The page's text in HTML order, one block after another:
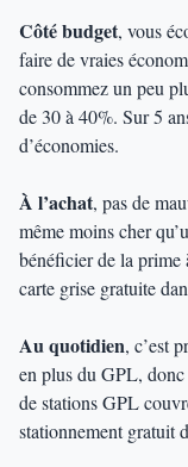
Côté budget, vous
faire de vraies
consommez un peu
de 30 à 40%. Sur 5
d’économies.
À l’achat, pas de
même moins cher
bénéficier de la prime
carte grise gratuite
Au quotidien, c’est
en plus du GPL, donc
de stations GPL
stationnement gratuit